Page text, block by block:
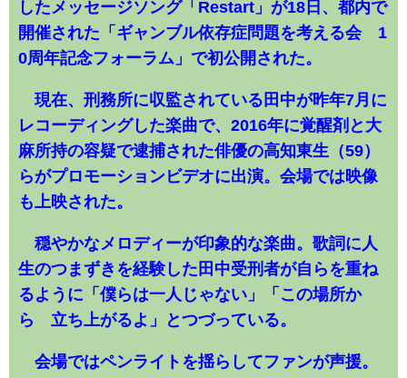
したメッセージソング「Restart」が18日、都内で
開催された「ギャンブル依存症問題を考える会 1
0周年記念フォーラム」で初公開された。
現在、刑務所に収監されている田中が昨年7月に
レコーディングした楽曲で、2016年に覚醒剤と大
麻所持の容疑で逮捕された俳優の高知東生（59）
らがプロモーションビデオに出演。会場では映像
も上映された。
穏やかなメロディーが印象的な楽曲。歌詞に人
生のつまずきを経験した田中受刑者が自らを重ね
るように「僕らは一人じゃない」「この場所か
ら 立ち上がるよ」とつづっている。
会場ではペンライトを揺らしてファンが声援。